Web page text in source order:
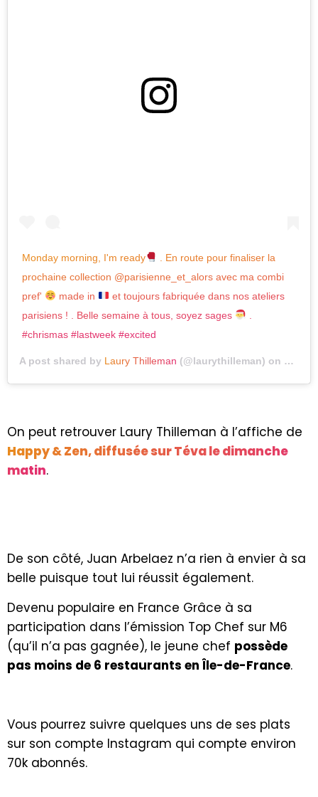
Monday morning, I'm ready
. En route pour finaliser la
prochaine collection @parisienne_et_alors avec ma combi
pref'
made in
et toujours fabriquée dans nos ateliers
parisiens ! . Belle semaine à tous, soyez sages
#chrismas #lastweek #excited
A post shared by Laury Thilleman (@laurythilleman) on Dec
On peut retrouver Laury Thilleman à l’affiche de
Happy & Zen, diffusée sur Téva le dimanche
matin.
De son côté, Juan Arbelaez n’a rien à envier à sa
belle puisque tout lui réussit également.
Devenu populaire en France Grâce à sa
participation dans l’émission Top Chef sur M6
(qu’il n’a pas gagnée), le jeune chef possède
pas moins de 6 restaurants en Île-de-France.
Vous pourrez suivre quelques uns de ses plats
sur son compte Instagram qui compte environ
70k abonnés.